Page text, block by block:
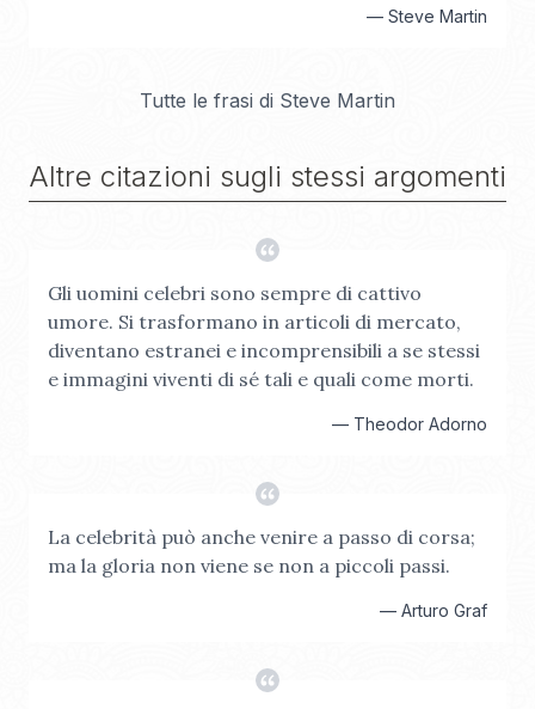
— Steve Martin
Tutte le frasi di Steve Martin
Altre citazioni sugli stessi argomenti
Gli uomini celebri sono sempre di cattivo
umore. Si trasformano in articoli di mercato,
diventano estranei e incomprensibili a se stessi
e immagini viventi di sé tali e quali come morti.
— Theodor Adorno
La celebrità può anche venire a passo di corsa;
ma la gloria non viene se non a piccoli passi.
— Arturo Graf